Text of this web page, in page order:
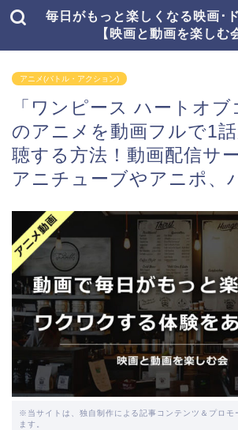
毎日がもっと楽しくなる映画･
【映画と動画を楽しむ
アニメ(バトル・アクション)
「ワンピース ハートオブ
のアニメを動画フルで1
聴する方法！動画配信サ
アニチューブやアニポ、
※当サイトは、独自制作による記事コンテンツ＆プロモ
ます。